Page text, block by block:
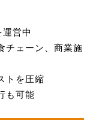
営中
チェーン、商業施
トを圧縮
も可能